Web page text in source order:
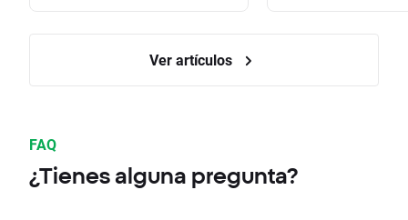
Ver artículos
FAQ
¿Tienes alguna pregunta?